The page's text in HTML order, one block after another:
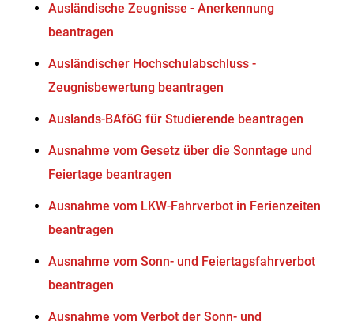
Ausländische Zeugnisse - Anerkennung
beantragen
Ausländischer Hochschulabschluss -
Zeugnisbewertung beantragen
Auslands-BAföG für Studierende beantragen
Ausnahme vom Gesetz über die Sonntage und
Feiertage beantragen
Ausnahme vom LKW-Fahrverbot in Ferienzeiten
beantragen
Ausnahme vom Sonn- und Feiertagsfahrverbot
beantragen
Ausnahme vom Verbot der Sonn- und